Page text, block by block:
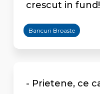
crescut in fund!
Bancuri Broaste
- Prietene, ce